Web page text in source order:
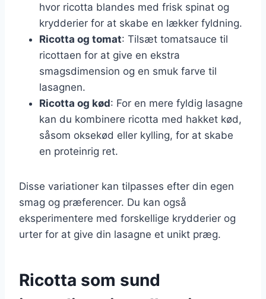
hvor ricotta blandes med frisk spinat og
krydderier for at skabe en lækker fyldning.
Ricotta og tomat: Tilsæt tomatsauce til
ricottaen for at give en ekstra
smagsdimension og en smuk farve til
lasagnen.
Ricotta og kød: For en mere fyldig lasagne
kan du kombinere ricotta med hakket kød,
såsom oksekød eller kylling, for at skabe
en proteinrig ret.
Disse variationer kan tilpasses efter din egen
smag og præferencer. Du kan også
eksperimentere med forskellige krydderier og
urter for at give din lasagne et unikt præg.
Ricotta som sund